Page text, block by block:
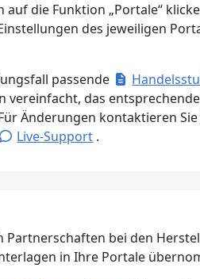
die Funktion „Portale“
des jeweiligen
passende
vereinfacht, das
Änderungen kontaktieren
Live-Support .
bei den
in Ihre Portale